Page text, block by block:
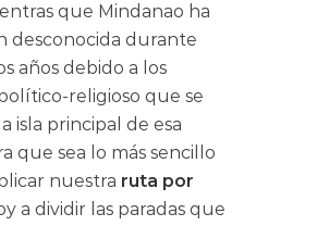
que Mindanao ha
desconocida durante
años debido a los
religioso que se
isla principal de esa
que sea lo más sencillo
nuestra ruta por
a dividir las paradas que